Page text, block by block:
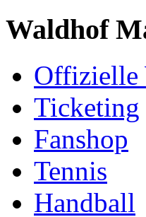
Waldhof
Offizielle
Ticketing
Fanshop
Tennis
Handball